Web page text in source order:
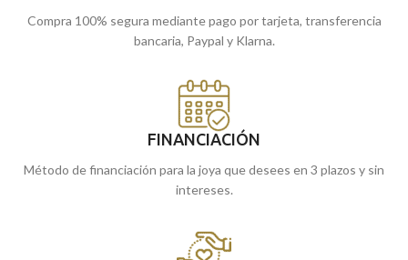
Compra 100% segura mediante pago por tarjeta, transferencia
bancaria, Paypal y Klarna.
FINANCIACIÓN
Método de financiación para la joya que desees en 3 plazos y sin
intereses.